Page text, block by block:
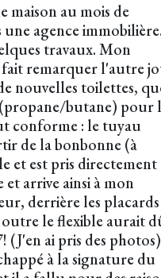
maison au mois de
agence
travaux. Mon
remarquer l'autre
nouvelles toilettes,
butane) pour
conforme : le tuyau
de la bonbonne (à
et est pris directement
arrive ainsi à mon
derrière les
le flexible aurait
(J'en ai pris des
à la signature du